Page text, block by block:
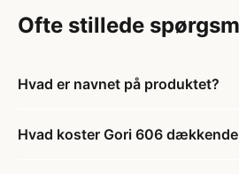
Ofte stillede
Hvad er navnet på produktet?
Hvad koster Gori 606